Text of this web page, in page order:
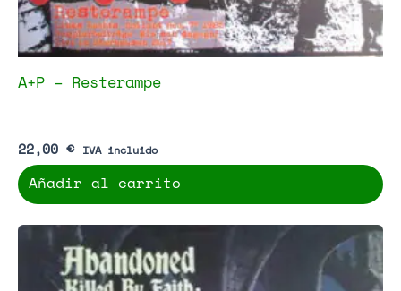
A+P – Resterampe
22,00 € IVA incluido
Añadir al carrito